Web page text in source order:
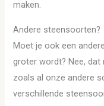
maken.
Andere steensoorten?
Moet je ook een
groter wordt? Nee,
zoals al onze andere
verschillende